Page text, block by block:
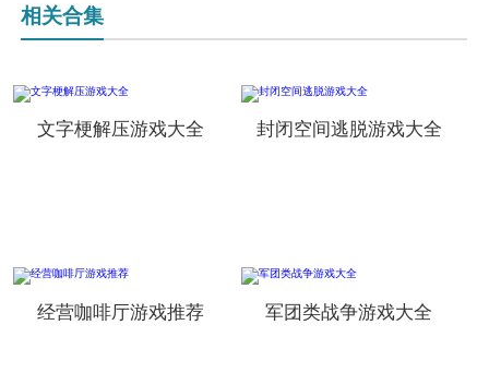
相关合集
文字梗解压游戏大全 封闭空间逃脱游戏大全
经营咖啡厅游戏推荐 军团类战争游戏大全